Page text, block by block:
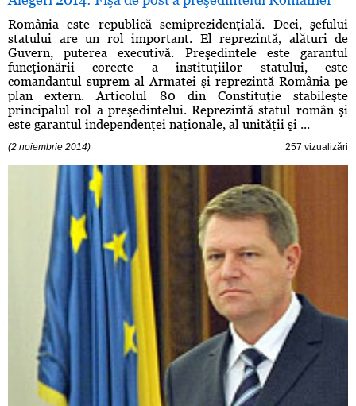
România este republică semiprezidenţială. Deci, şefului
statului are un rol important. El reprezintă, alături de
Guvern, puterea executivă. Preşedintele este garantul
funcţionării corecte a instituţiilor statului, este
comandantul suprem al Armatei şi reprezintă România pe
plan extern. Articolul 80 din Constituţie stabileşte
principalul rol a preşedintelui. Reprezintă statul român şi
este garantul independenţei naţionale, al unităţii şi ...
(2 noiembrie 2014) 257 vizualizări